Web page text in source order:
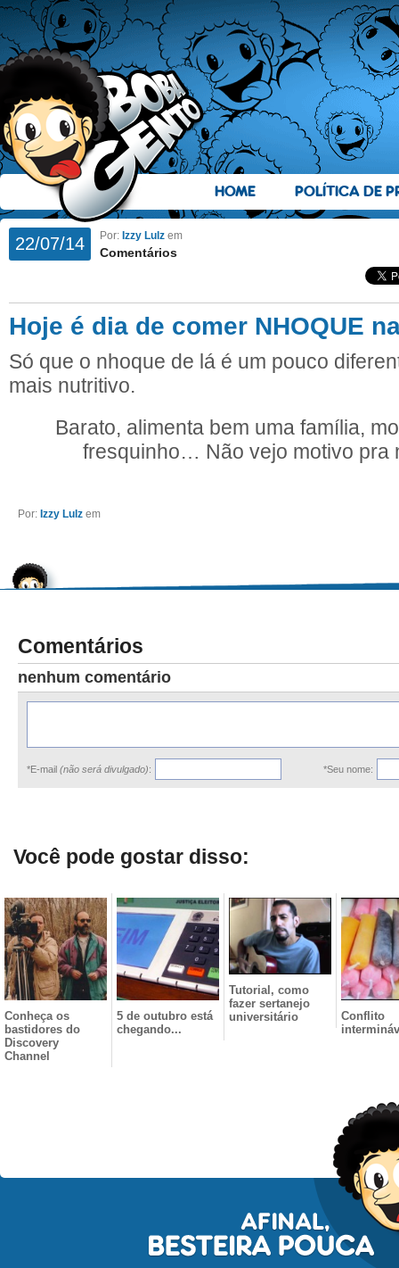
HOME POLÍTICA DE
22/07/14 Por: Izzy Lulz em
Comentários
Hoje é dia de comer NHOQUE
Só que o nhoque de lá é um pouco
mais nutritivo.
Barato, alimenta bem uma família,
fresquinho… Não vejo motivo pra
Por: Izzy Lulz em
Comentários
nenhum comentário
*E-mail (não será divulgado): *Seu nome:
Você pode gostar disso:
Conheça os
bastidores do
Discovery
Channel
5 de outubro está
chegando...
Tutorial, como
fazer sertanejo
universitário
Conflito